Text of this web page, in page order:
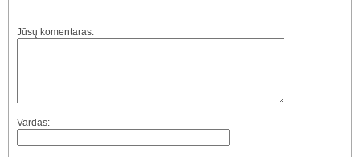
Jūsų komentaras:
Vardas: